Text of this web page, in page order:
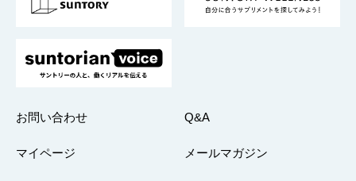
採用情報
お問い合わせ Q&A
マイページ メールマガジン